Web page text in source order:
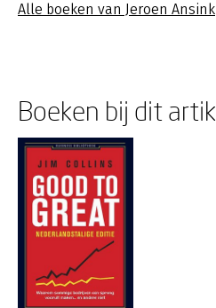
Alle boeken van Jeroen Ansink
Boeken bij dit